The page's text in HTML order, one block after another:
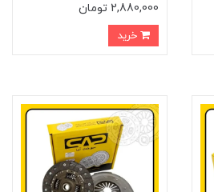
2,880,000 تومان